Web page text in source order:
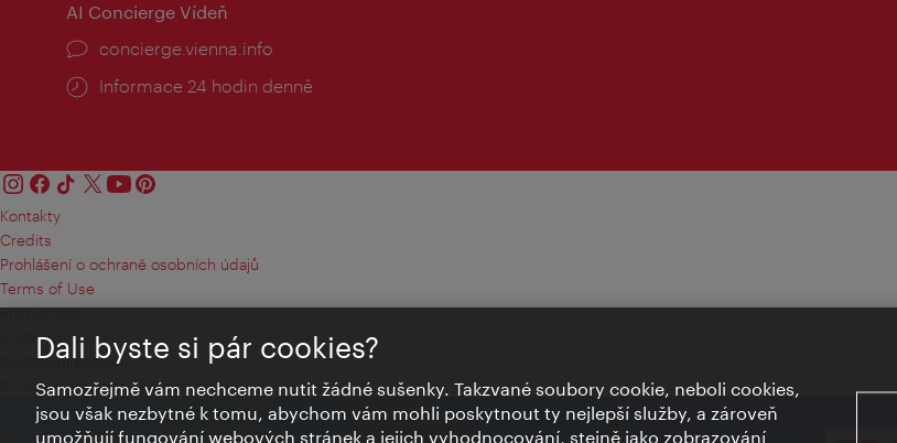
AI Concierge Vídeň
concierge.vienna.info
Informace 24 hodin denně
Kontakty
Credits
Prohlášení o ochraně osobních údajů
Terms of Use
Přístupnost
Kontakt pro tisk
Nastavení cookies
© Copyright Wien Tourismus
Dali byste si pár cookies?
Samozřejmě vám nechceme nutit žádné sušenky. Takzvané soubory cookie, neboli cookies,
jsou však nezbytné k tomu, abychom vám mohli poskytnout ty nejlepší služby, a zároveň
umožňují fungování webových stránek a jejich vyhodnocování, stejně jako zobrazování